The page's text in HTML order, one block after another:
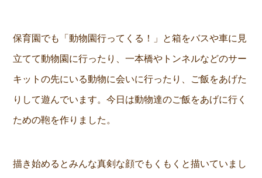
保育園でも「動物園行ってくる！」と箱をバスや車に見
立てて動物園に行ったり、一本橋やトンネルなどのサー
キットの先にいる動物に会いに行ったり、ご飯をあげた
りして遊んでいます。今日は動物達のご飯をあげに行く
ための鞄を作りました。
描き始めるとみんな真剣な顔でもくもくと描いていまし